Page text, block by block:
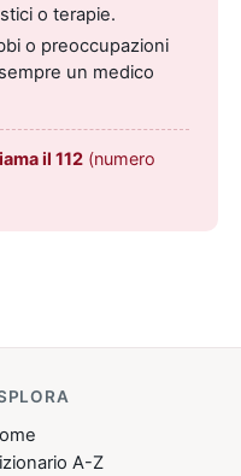
o terapie.
o preoccupazioni
un medico
il 112 (numero
A-Z